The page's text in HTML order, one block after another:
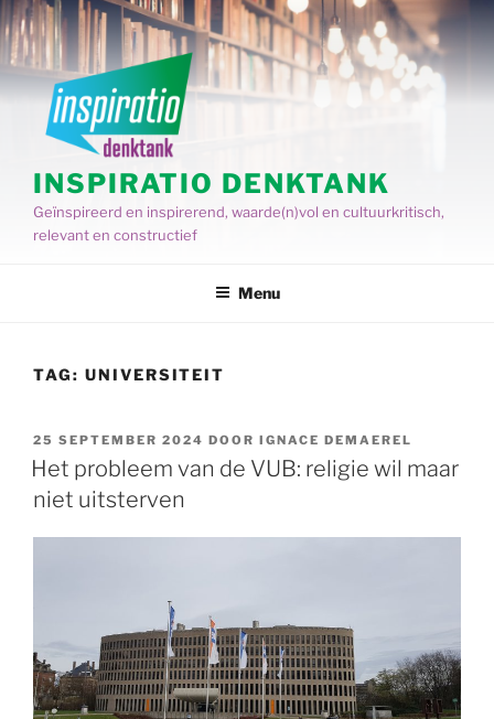
Spring
naar
de
inhoud
INSPIRATIO DENKTANK
Geïnspireerd en inspirerend, waarde(n)vol en cultuurkritisch,
relevant en constructief
Menu
TAG: UNIVERSITEIT
GEPLAATST
OP
25 SEPTEMBER 2024 DOOR IGNACE DEMAEREL
Het probleem van de VUB: religie wil maar
niet uitsterven